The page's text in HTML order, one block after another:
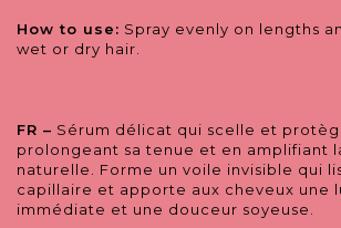
How to use: Spray evenly on lengths
wet or dry hair.
FR – Sérum délicat qui scelle et
prolongeant sa tenue et en amplifiant
naturelle. Forme un voile invisible qui
capillaire et apporte aux cheveux une
immédiate et une douceur soyeuse.